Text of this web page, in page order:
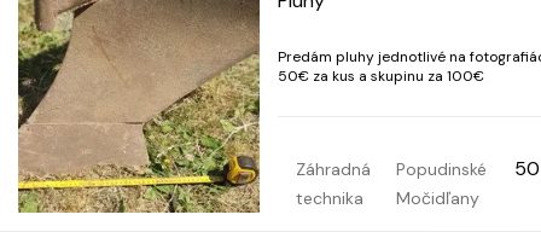
Predám pluhy jednotlivé na
50€ za kus a skupinu za 100€
Záhradná
technika
Popudinské
Močidľany